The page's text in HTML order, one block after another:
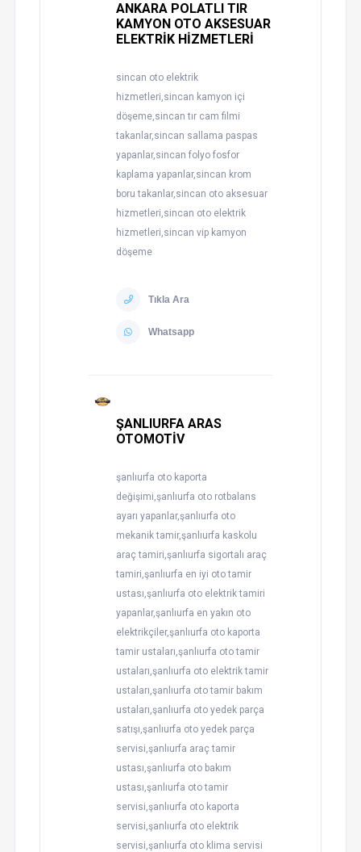
ANKARA POLATLI TIR
KAMYON OTO AKSESUAR
ELEKTRİK HİZMETLERİ
sincan oto elektrik
hizmetleri,sincan kamyon içi
döşeme,sincan tır cam filmi
takanlar,sincan sallama paspas
yapanlar,sincan folyo fosfor
kaplama yapanlar,sincan krom
boru takanlar,sincan oto aksesuar
hizmetleri,sincan oto elektrik
hizmetleri,sincan vip kamyon
döşeme
Tıkla Ara
Whatsapp
ŞANLIURFA ARAS
OTOMOTİV
şanlıurfa oto kaporta
değişimi,şanlıurfa oto rotbalans
ayarı yapanlar,şanlıurfa oto
mekanik tamir,şanlıurfa kaskolu
araç tamiri,şanlıurfa sigortalı araç
tamiri,şanlıurfa en iyi oto tamir
ustası,şanlıurfa oto elektrik tamiri
yapanlar,şanlıurfa en yakın oto
elektrikçiler,şanlıurfa oto kaporta
tamir ustaları,şanlıurfa oto tamir
ustaları,şanlıurfa oto elektrik tamir
ustaları,şanlıurfa oto tamir bakım
ustaları,şanlıurfa oto yedek parça
satışı,şanlıurfa oto yedek parça
servisi,şanlıurfa araç tamir
ustası,şanlıurfa oto bakım
ustası,şanlıurfa oto tamir
servisi,şanlıurfa oto kaporta
servisi,şanlıurfa oto elektrik
servisi,şanlıurfa oto klima servisi